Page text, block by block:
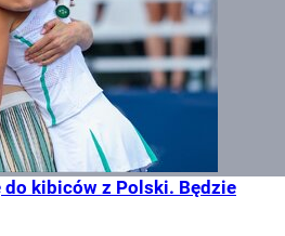
do kibiców z Polski. Będzie